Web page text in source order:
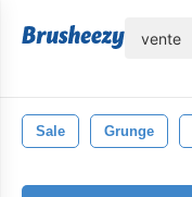
Sale Grunge